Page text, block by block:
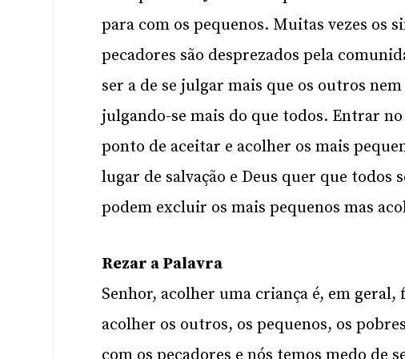
para com os pequenos. Muitas vezes os
pecadores são desprezados pela
ser a de se julgar mais que os outros
julgando-se mais do que todos. Entrar
ponto de aceitar e acolher os mais
lugar de salvação e Deus quer que todos
podem excluir os mais pequenos mas
Rezar a Palavra
Senhor, acolher uma criança é, em
acolher os outros, os pequenos, os